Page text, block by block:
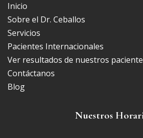
Inicio
Sobre el Dr. Ceballos
Servicios
Pacientes Internacionales
Ver resultados de nuestros
Contáctanos
Blog
Nuestros